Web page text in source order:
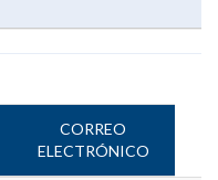
CORREO
ELECTRÓNICO